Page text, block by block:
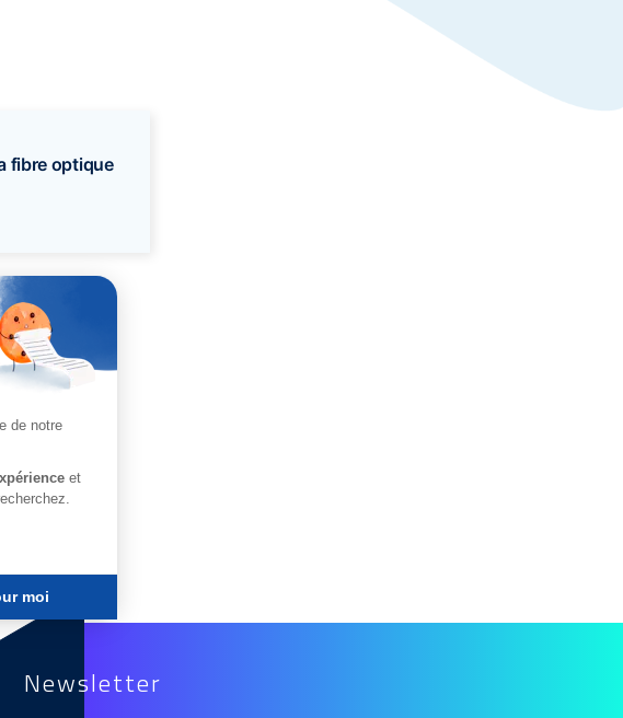
fibre optique
Newsletter